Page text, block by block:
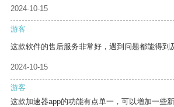
2024-10-15
游客
这款软件的售后服务非常好，遇到问题都能得到
2024-10-15
游客
这款加速器app的功能有点单一，可以增加一些